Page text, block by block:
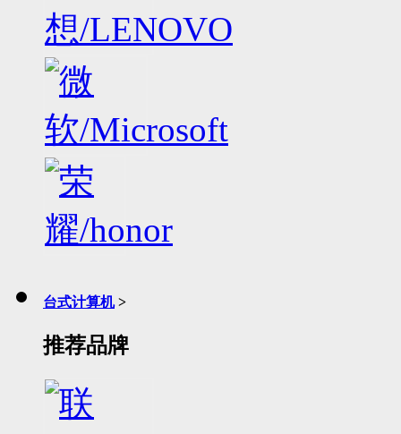
台式计算机 >
推荐品牌